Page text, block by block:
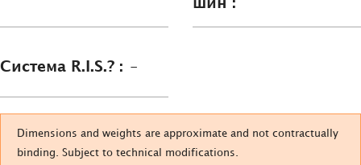
шин :
Система R.I.S.? : -
Dimensions and weights are approximate and not contractually
binding. Subject to technical modifications.